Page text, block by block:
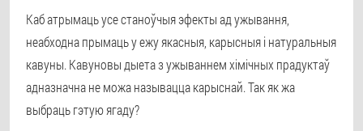
Каб атрымаць усе станоўчыя эфекты ад ужывання,
неабходна прымаць у ежу якасныя, карысныя і натуральныя
кавуны. Кавуновы дыета з ужываннем хімічных прадуктаў
адназначна не можа называцца карыснай. Так як жа
выбраць гэтую ягаду?